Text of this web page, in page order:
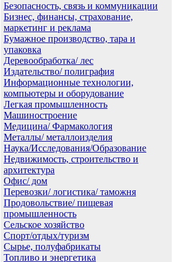
Безопасность, связь и коммуникации
Бизнес, финансы, страхование,
маркетинг и реклама
Бумажное производство, тара и
упаковка
Деревообработка/ лес
Издательство/ полиграфия
Информационные технологии,
компьютеры и оборудование
Легкая промышленность
Машиностроение
Медицина/ Фармакология
Металлы/ металлоизделия
Наука/Исследования/Образование
Недвижимость, строительство и
архитектура
Офис/ дом
Перевозки/ логистика/ таможня
Продовольствие/ пищевая
промышленность
Сельское хозяйство
Спорт/отдых/туризм
Сырье, полуфабрикаты
Топливо и энергетика